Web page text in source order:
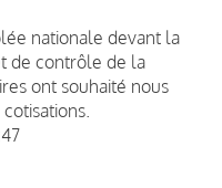
nationale devant la
de contrôle de la
ont souhaité nous